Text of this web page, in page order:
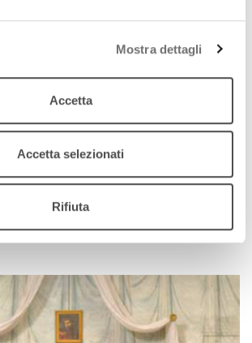
Mostra dettagli
Accetta
Accetta selezionati
Rifiuta
Tozzoni. Terza e ultima
Podcast